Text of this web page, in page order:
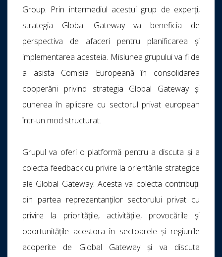
Group. Prin intermediul acestui grup de experți,
strategia Global Gateway va beneficia de
perspectiva de afaceri pentru planificarea și
implementarea acesteia. Misiunea grupului va fi de
a asista Comisia Europeană în consolidarea
cooperării privind strategia Global Gateway și
punerea în aplicare cu sectorul privat european
într-un mod structurat.
Grupul va oferi o platformă pentru a discuta și a
colecta feedback cu privire la orientările strategice
ale Global Gateway. Acesta va colecta contribuții
din partea reprezentanților sectorului privat cu
privire la prioritățile, activitățile, provocările și
oportunitățile acestora în sectoarele și regiunile
acoperite de Global Gateway și va discuta